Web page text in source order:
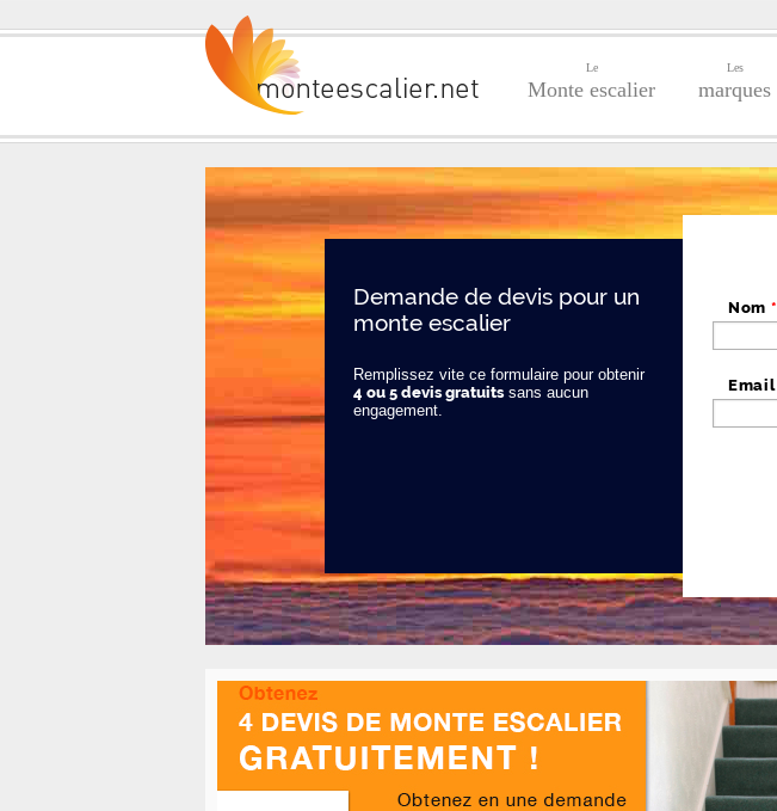
Le
Monte escalier
Les
marques
Demande de devis pour un
monte escalier
Remplissez vite ce formulaire pour obtenir
4 ou 5 devis gratuitssans aucun
engagement.
Nom *
Email